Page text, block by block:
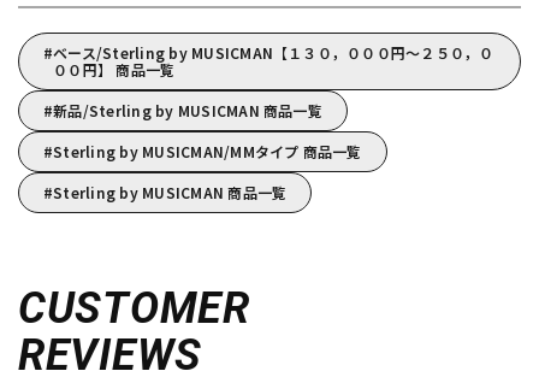
ベース/Sterling by MUSICMAN【１３０，０００円～２５０，０
００円】 商品一覧
新品/Sterling by MUSICMAN 商品一覧
Sterling by MUSICMAN/MMタイプ 商品一覧
Sterling by MUSICMAN 商品一覧
CUSTOMER
REVIEWS